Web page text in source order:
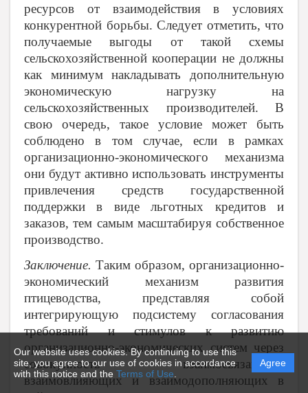
Our website uses cookies. By continuing to use this
site, you agree to our use of cookies in accordance
with this notice and the Terms of Use
Agree
ресурсов от взаимодействия в условиях
конкурентной борьбы. Следует отметить, что
получаемые выгоды от такой схемы
сельскохозяйственной кооперации не должны
как минимум накладывать дополнительную
экономическую нагрузку на
сельскохозяйственных производителей. В
свою очередь, такое условие может быть
соблюдено в том случае, если в рамках
организационно-экономического механизма
они будут активно использовать инструменты
привлечения средств государственной
поддержки в виде льготных кредитов и
заказов, тем самым масштабируя собственное
производство.
Заключение. Таким образом, организационно-
экономический механизм развития
птицеводства, представляя собой
интегрирующую подсистему согласования
требований и стимулов к развитию
организационно-экономических систем через
совокупность взаимосвязанных,
взаимовлияющих и взаимодополняющих в